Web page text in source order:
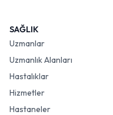
SAĞLIK
Uzmanlar
Uzmanlık Alanları
Hastalıklar
Hizmetler
Hastaneler